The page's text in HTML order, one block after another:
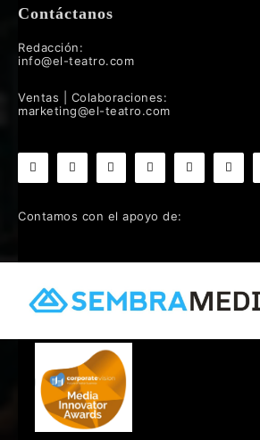
Contáctanos
Redacción:
info@el-teatro.com
Ventas | Colaboraciones:
marketing@el-teatro.com
Contamos con el apoyo de: